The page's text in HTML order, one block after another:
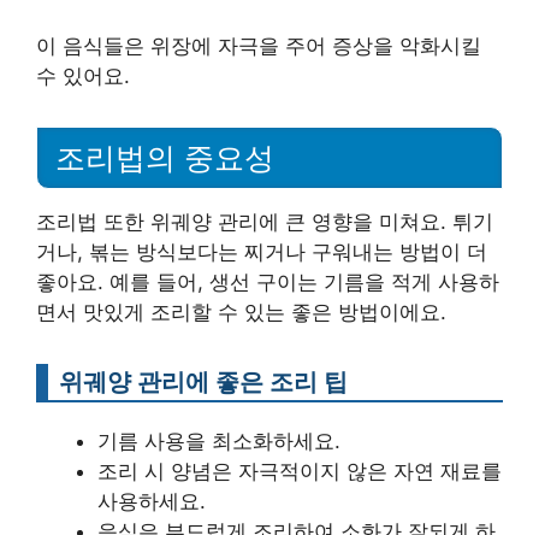
이 음식들은 위장에 자극을 주어 증상을 악화시킬
수 있어요.
조리법의 중요성
조리법 또한 위궤양 관리에 큰 영향을 미쳐요. 튀기
거나, 볶는 방식보다는 찌거나 구워내는 방법이 더
좋아요. 예를 들어, 생선 구이는 기름을 적게 사용하
면서 맛있게 조리할 수 있는 좋은 방법이에요.
위궤양 관리에 좋은 조리 팁
기름 사용을 최소화하세요.
조리 시 양념은 자극적이지 않은 자연 재료를
사용하세요.